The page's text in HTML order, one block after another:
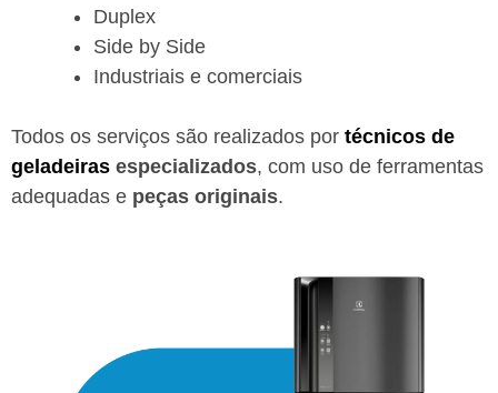
Duplex
Side by Side
Industriais e comerciais
Todos os serviços são realizados por técnicos de
geladeiras especializados, com uso de ferramentas
adequadas e peças originais.